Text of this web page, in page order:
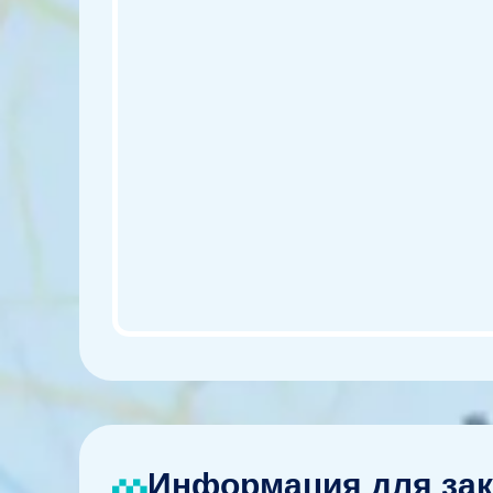
Информация для